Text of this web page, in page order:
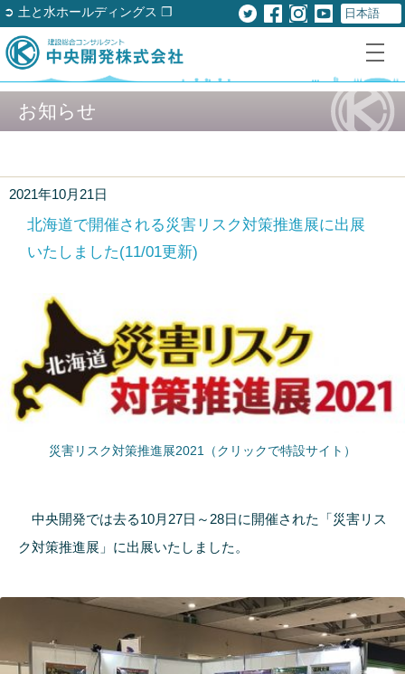
➲ 土と水ホールディングス ❐
お知らせ
2021年10月21日
北海道で開催される災害リスク対策推進展に出展
いたしました(11/01更新)
災害リスク対策推進展2021（クリックで特設サイト）
中央開発では去る10月27日～28日に開催された「災害リス
ク対策推進展」に出展いたしました。